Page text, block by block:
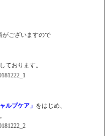
がございますので
ております。
ルプケア」 をはじめ、